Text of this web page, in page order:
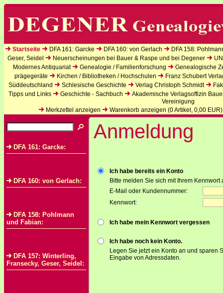
Startseite DFA 161: Garcke DFA 160: von Gerlach
DFA 158:
Geser, Seidel
Neuerscheinungen bei Bauer & Raspe und bei Degener
Modernes Antiquariat
Genealogie / Familienforschung
Genealogische
prägegeräte
Kirchen / Bibliotheken / Hochschulen
Franz Schubert
Süddeutschland
Schlesische Geschichte Verlag Christoph Schmidt
Tipps und Links
Geschichte - Sachbuch
Akademische Verlagsoffizin
Vereinigung
Merkzettel anzeigen
Warenkorb anzeigen (0Artikel, 0,00 EUR)
DFA 161: Garcke:
DFA 160: von Gerlach:
DFA 158: Pohlmann
und Fabian:
DFA 157: Winterling,
Fransecky, Geser, Seidel:
Anmeldung
Ich habe bereits ein Konto
Bitte melden Sie sich mit Ihrem Kennwort
E-Mail oder Kundennummer:
Kennwort:
Ich habe mein Kennwort vergessen
Ich habe noch kein Konto.
Legen Sie jetzt ein Konto an und sparen
Eingabe von Adressdaten.